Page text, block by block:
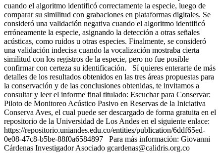
cuando el algoritmo identificó correctamente la especie, luego de
comparar su similitud con grabaciones en plataformas digitales. Se
consideró una validación negativa cuando el algoritmo identificó
erróneamente la especie, asignando la detección a otras señales
acústicas, como ruidos u otras especies. Finalmente, se consideró
una validación indecisa cuando la vocalización mostraba cierta
similitud con los registros de la especie, pero no fue posible
confirmar con certeza su identificación. Sí quieres enterarte de más
detalles de los resultados obtenidos en las tres áreas propuestas para
la conservación y de las conclusiones obtenidas, te invitamos a
consultar y leer el informe final titulado: Escuchar para Conservar:
Piloto de Monitoreo Acústico Pasivo en Reservas de la Iniciativa
Conserva Aves, el cual puede ser descargado de forma gratuita en el
repositorio de la Universidad de Los Andes en el siguiente enlace:
https://repositorio.uniandes.edu.co/entities/publication/6ddf65ed-
0e08-47c8-b5be-88f0a6584897 Para más información: Giovanni
Cárdenas Investigador Asociado gcardenas@calidris.org.co